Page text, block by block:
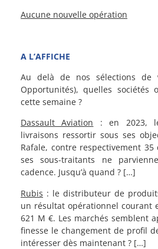
Aucune nouvelle opération
A L’AFFICHE
Au delà de nos sélections de
Opportunités), quelles sociétés
cette semaine ?
Dassault Aviation : en 2023,
livraisons ressortir sous ses
Rafale, contre respectivement
ses sous-traitants ne
cadence. Jusqu’à quand ? […]
Rubis : le distributeur de
un résultat opérationnel courant
621 M €. Les marchés semblent
finesse le changement de profil
intéresser dès maintenant ? […]